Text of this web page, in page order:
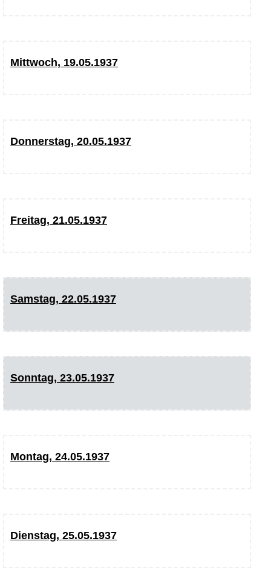
Mittwoch, 19.05.1937
Donnerstag, 20.05.1937
Freitag, 21.05.1937
Samstag, 22.05.1937
Sonntag, 23.05.1937
Montag, 24.05.1937
Dienstag, 25.05.1937